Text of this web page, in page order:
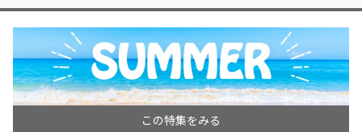
この特集をみる